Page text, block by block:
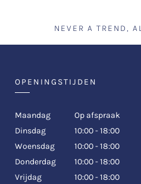
NEVER A TREND,
OPENINGSTIJDEN
Maandag
Op afspraak
Dinsdag
10:00 - 18:00
Woensdag
10:00 - 18:00
Donderdag
10:00 - 18:00
Vrijdag
10:00 - 18:00